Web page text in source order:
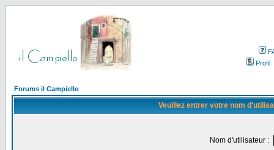
Profil
Forums il Campiello
Veuillez entrer votre nom
Nom d'utilisateur :